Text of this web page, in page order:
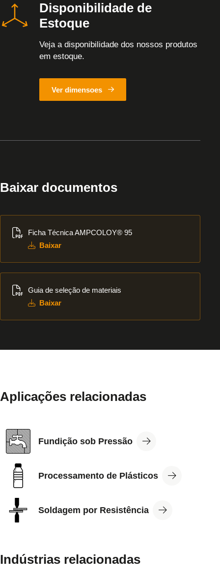
Disponibilidade de
Estoque
Veja a disponibilidade dos nossos produtos
em estoque.
Ver dimensoes
Baixar documentos
Ficha Técnica AMPCOLOY® 95
Baixar
Guia de seleção de materiais
Baixar
Aplicações relacionadas
View
ApplicationFundição sob Pressão
View
ApplicationProcessamento de Plásticos
View
ApplicationSoldagem por Resistência
Indústrias relacionadas